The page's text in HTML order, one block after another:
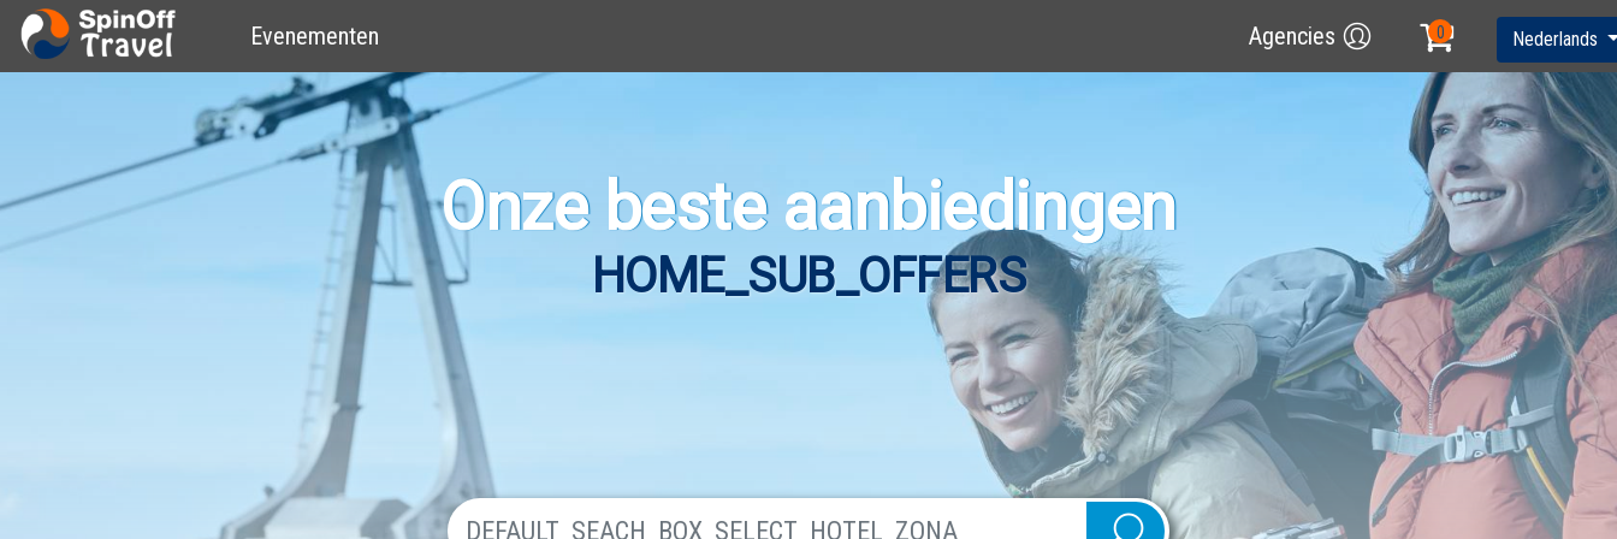
Evenementen Nederlands
Agencies
Onze beste aanbiedingen
HOME_SUB_OFFERS